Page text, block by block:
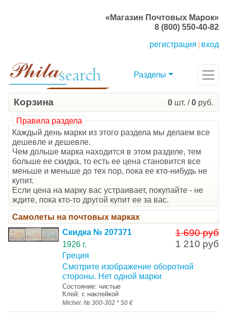
«Магазин Почтовых Марок»
8 (800) 550-40-82
регистрация
вход
Разделы
Корзина 0 шт. /0 руб.
Правила раздела
Каждый день марки из этого раздела мы делаем все
дешевле и дешевле.
Чем дольше марка находится в этом разделе, тем
больше ее скидка, то есть ее цена становится все
меньше и меньше до тех пор, пока ее кто-нибудь не
купит.
Если цена на марку вас устраивает, покупайте - не
ждите, пока кто-то другой купит ее за вас.
Самолеты на почтовых марках
1 690 руб
1 210 руб
Скидка № 207371
1926 г.
Греция
Смотрите изображение оборотной
стороны. Нет одной марки
Состояние: чистые
Клей: с наклейкой
Michel: № 300-302 * 50 €